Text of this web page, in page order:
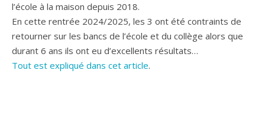
l’école à la maison depuis 2018.
En cette rentrée 2024/2025, les 3 ont été contraints de
retourner sur les bancs de l’école et du collège alors que
durant 6 ans ils ont eu d’excellents résultats…
Tout est expliqué dans cet article.